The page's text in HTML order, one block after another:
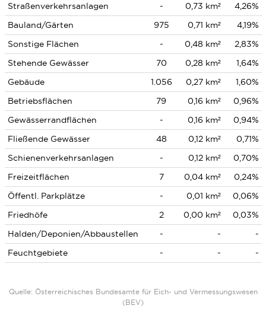
Straßenverkehrsanlagen - 0,73 km²
4,26%
Bauland/Gärten
975 0,71 km²
4,19%
Sonstige Flächen
- 0,48 km²
2,83%
Stehende Gewässer
70 0,28 km²
1,64%
Gebäude
1.056 0,27 km²
1,60%
Betriebsflächen
79 0,16 km²
0,96%
Gewässerrandflächen
- 0,16 km²
0,94%
Fließende Gewässer
48 0,12 km²
0,71%
Schienenverkehrsanlagen
- 0,12 km²
0,70%
Freizeitflächen
7 0,04 km²
0,24%
Öffentl. Parkplätze
- 0,01 km²
0,06%
Friedhöfe
2 0,00 km²
0,03%
Halden/Deponien/Abbaustellen
- -
-
Feuchtgebiete
- - -
Quelle: Österreichisches Bundesamte für Eich- und Vermessungswesen
(BEV)